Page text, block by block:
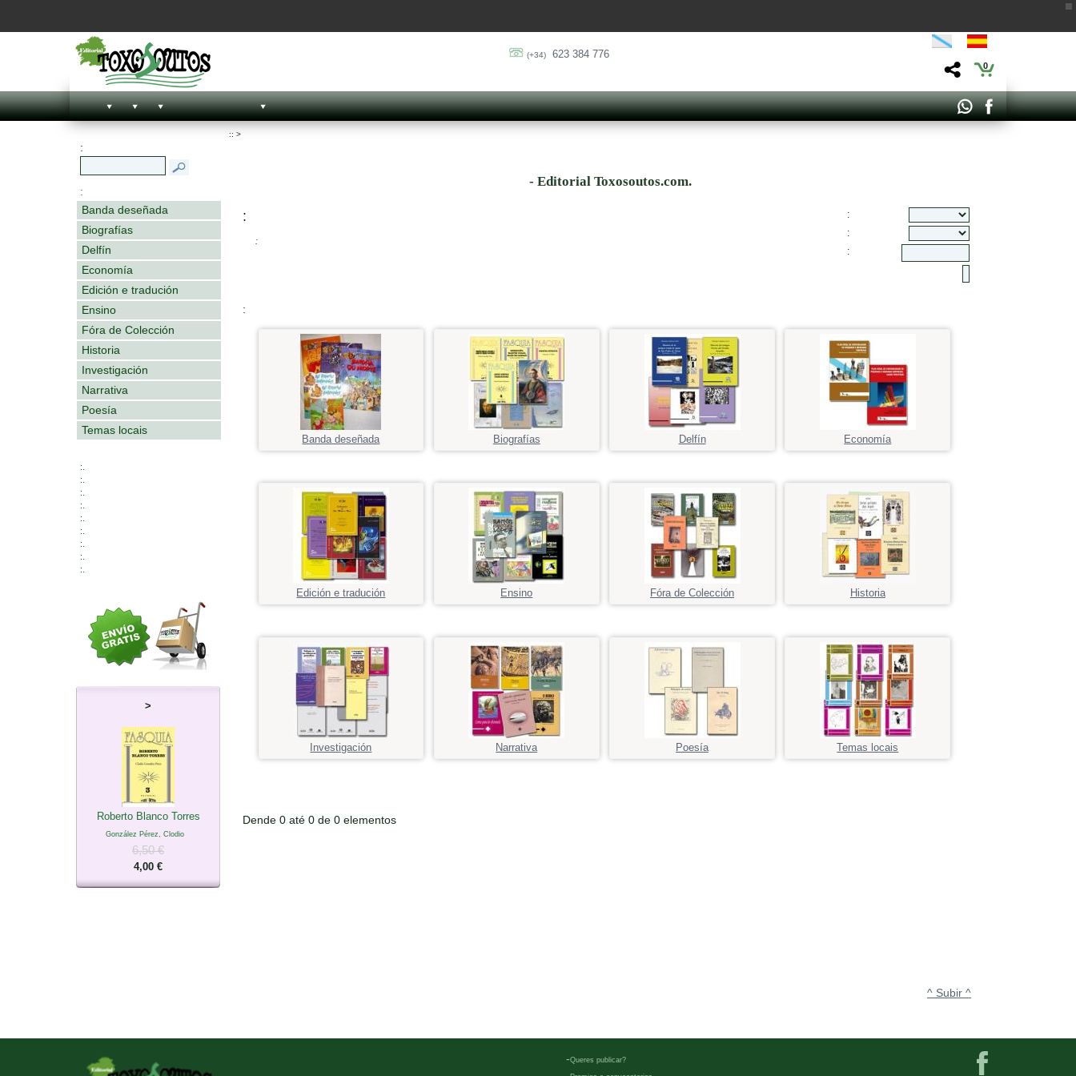
(+34) 623 384 776
0
:
:
Banda deseñada
Biografías
Delfín
Economía
Edición e tradución
Ensino
Fóra de Colección
Historia
Investigación
Narrativa
Poesía
Temas locais
:.
:.
:.
:.
:.
:.
:.
:.
:.
>
Roberto Blanco Torres
González Pérez, Clodio
6,50 €
4,00 €
:: >
- Editorial Toxosoutos.com.
:
:
:
:
:
:
Banda deseñada Biografías Delfín Economía
Edición e tradución Ensino Fóra de Colección Historia
Investigación Narrativa Poesía Temas locais
Dende 0 até 0 de 0 elementos
^ Subir ^
-Queres publicar?